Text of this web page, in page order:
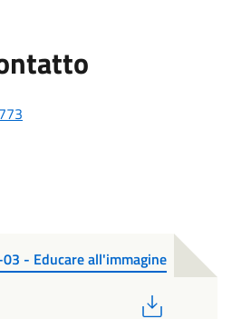
- Educare all'immagine